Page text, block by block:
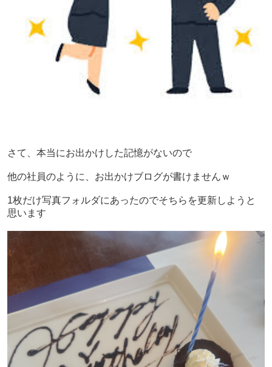
さて、本当にお出かけした記憶がないので
他の社員のように、お出かけブログが書けませんｗ
1枚だけ写真フォルダにあったのでそちらを更新しようと
思います